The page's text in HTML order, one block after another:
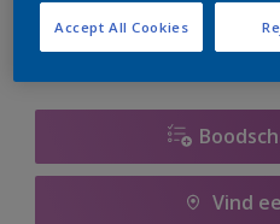
Vind
Accept All Cookies